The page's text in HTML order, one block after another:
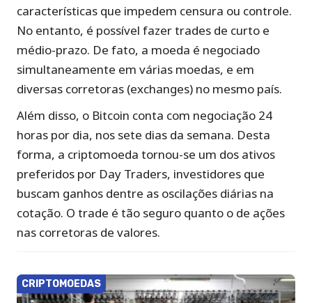
características que impedem censura ou controle.
No entanto, é possível fazer trades de curto e
médio-prazo. De fato, a moeda é negociado
simultaneamente em várias moedas, e em
diversas corretoras (exchanges) no mesmo país.
Além disso, o Bitcoin conta com negociação 24
horas por dia, nos sete dias da semana. Desta
forma, a criptomoeda tornou-se um dos ativos
preferidos por Day Traders, investidores que
buscam ganhos dentre as oscilações diárias na
cotação. O trade é tão seguro quanto o de ações
nas corretoras de valores.
CRIPTOMOEDAS